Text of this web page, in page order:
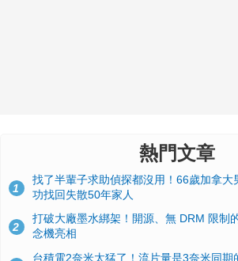
熱門文章
1
找了半輩子求助偵探都沒用！66歲加拿大
功找回失散50年家人
2
打破大廠墨水綁架！開源、無 DRM 限制
念機亮相
台積電2奈米太猛了！流片量是3奈米同